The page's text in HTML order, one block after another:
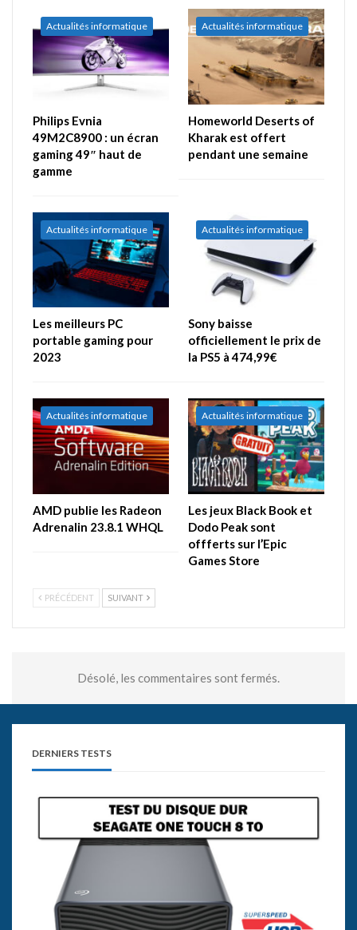
Actualités informatique
Philips Evnia
49M2C8900 : un écran
gaming 49″ haut de
gamme
Actualités informatique
Homeworld Deserts of
Kharak est offert
pendant une semaine
Actualités informatique
Les meilleurs PC
portable gaming pour
2023
Actualités informatique
Sony baisse
officiellement le prix de
la PS5 à 474,99€
Actualités informatique
AMD publie les Radeon
Adrenalin 23.8.1 WHQL
Actualités informatique
Les jeux Black Book et
Dodo Peak sont
offferts sur l’Epic
Games Store
PRÉCÉDENT SUIVANT
Désolé, les commentaires sont fermés.
DERNIERS TESTS